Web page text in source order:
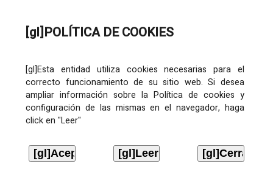
[gl]POLÍTICA DE COOKIES
[gl]Esta entidad utiliza cookies necesarias para el
correcto funcionamiento de su sitio web. Si desea
ampliar información sobre la Política de cookies y
configuración de las mismas en el navegador, haga
click en "Leer"